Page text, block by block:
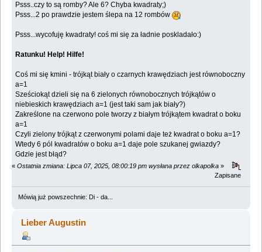
Psss..czy to są romby? Ale 6? Chyba kwadraty;)
Psss...2 po prawdzie jestem ślepa na 12 rombów
Psss...wycofuję kwadraty! coś mi się za ładnie poskladało:)
Ratunku! Help! Hilfe!
Coś mi się kmini - trójkąt biały o czarnych krawędziach jest równoboczny
a=1
Sześciokąt dzieli się na 6 zielonych równobocznych trójkątów o
niebieskich krawędziach a=1 (jest taki sam jak biały?)
Zakreślone na czerwono pole tworzy z białym trójkątem kwadrat o boku
a=1
Czyli zielony trójkąt z czerwonymi polami daje też kwadrat o boku a=1?
Wtedy 6 pól kwadratów o boku a=1 daje pole szukanej gwiazdy?
Gdzie jest błąd?
« Ostatnia zmiana: Lipca 07, 2025, 08:00:19 pm wysłana przez olkapolka »
Zapisane
Mówią już powszechnie: Di - da...
Lieber Augustin